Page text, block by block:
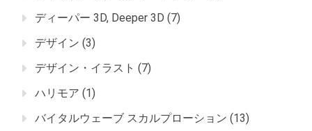
ディーパー 3D, Deeper 3D (7)
デザイン (3)
デザイン・イラスト (7)
ハリモア (1)
バイタルウェーブ スカルプローション (13)